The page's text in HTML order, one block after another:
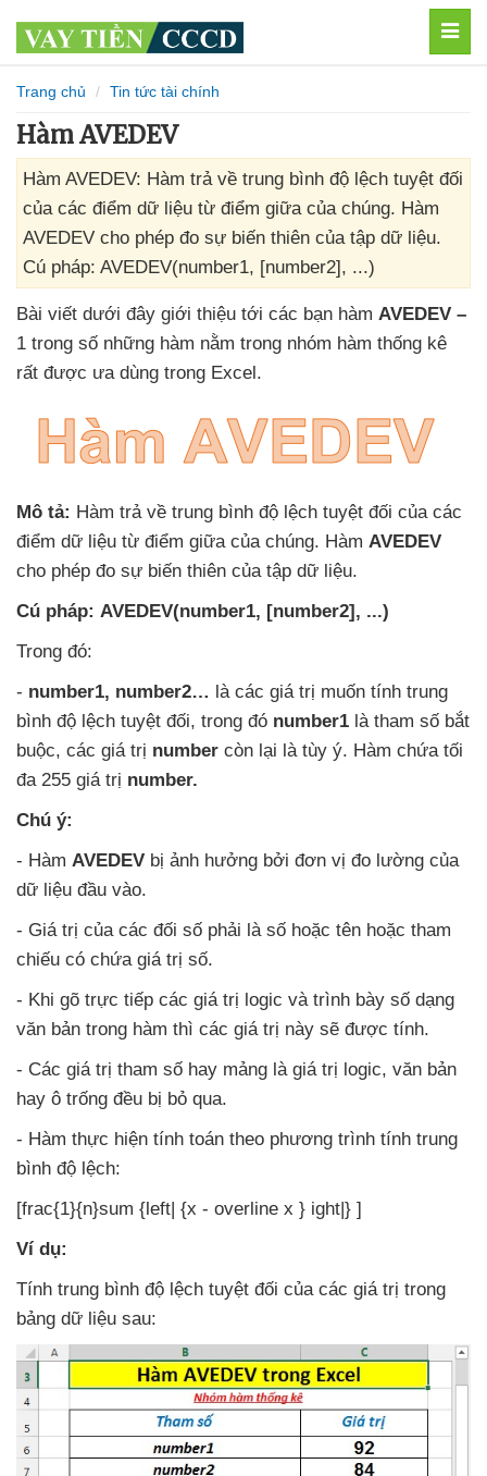
Trang chủ Tin tức tài chính
Hàm AVEDEV
Hàm AVEDEV: Hàm trả về trung bình độ lệch tuyệt đối
của các điểm dữ liệu từ điểm giữa của chúng. Hàm
AVEDEV cho phép đo sự biến thiên của tập dữ liệu.
Cú pháp: AVEDEV(number1, [number2], ...)
Bài viết dưới đây giới thiệu tới các bạn hàm AVEDEV –
1 trong số những hàm nằm trong nhóm hàm thống kê
rất được ưa dùng trong Excel.
Mô tả: Hàm trả về trung bình độ lệch tuyệt đối của các
điểm dữ liệu từ điểm giữa của chúng. Hàm AVEDEV
cho phép đo sự biến thiên của tập dữ liệu.
Cú pháp: AVEDEV(number1, [number2], ...)
Trong đó:
- number1, number2… là các giá trị muốn tính trung
bình độ lệch tuyệt đối, trong đó number1 là tham số bắt
buộc, các giá trị number còn lại là tùy ý. Hàm chứa tối
đa 255 giá trị number.
Chú ý:
- Hàm AVEDEV bị ảnh hưởng bởi đơn vị đo lường của
dữ liệu đầu vào.
- Giá trị của các đối số phải là số hoặc tên hoặc tham
chiếu có chứa giá trị số.
- Khi gõ trực tiếp các giá trị logic và trình bày số dạng
văn bản trong hàm thì các giá trị này sẽ được tính.
- Các giá trị tham số hay mảng là giá trị logic, văn bản
hay ô trống đều bị bỏ qua.
- Hàm thực hiện tính toán theo phương trình tính trung
bình độ lệch:
[frac{1}{n}sum {left| {x - overline x } ight|} ]
Ví dụ:
Tính trung bình độ lệch tuyệt đối của các giá trị trong
bảng dữ liệu sau: